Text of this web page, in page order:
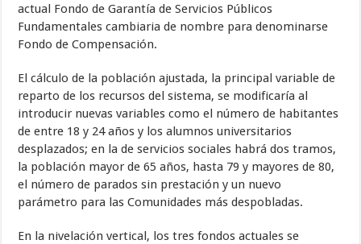
actual Fondo de Garantía de Servicios Públicos
Fundamentales cambiaria de nombre para denominarse
Fondo de Compensación.
El cálculo de la población ajustada, la principal variable de
reparto de los recursos del sistema, se modificaría al
introducir nuevas variables como el número de habitantes
de entre 18 y 24 años y los alumnos universitarios
desplazados; en la de servicios sociales habrá dos tramos,
la población mayor de 65 años, hasta 79 y mayores de 80,
el número de parados sin prestación y un nuevo
parámetro para las Comunidades más despobladas.
En la nivelación vertical, los tres fondos actuales se